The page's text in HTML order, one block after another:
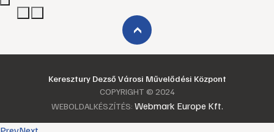
›
Keresztury Dezső Városi Művelődési Központ
COPYRIGHT © 2024
WEBOLDALKÉSZÍTÉS: Webmark Europe Kft.